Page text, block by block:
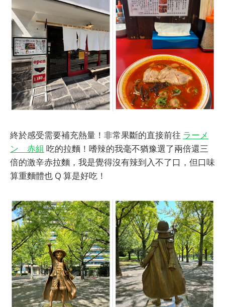
終於感受需要補充熱量！非常果斷的直接前往 ラーメ
ン 赤組 吃的拉麵！嗜辣的我毫不猶豫選了兩倍還三
倍的激辛赤拉麵，我是覺得沒有辣到入不了口，但口味
算重麵體也 Q 算是好吃！